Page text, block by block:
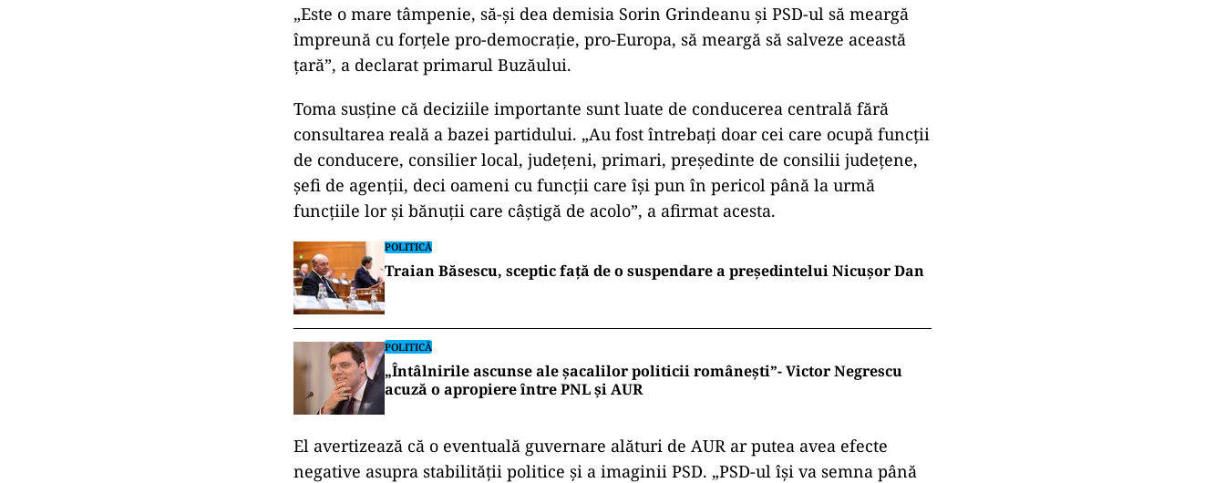
„Este o mare tâmpenie, să-și dea demisia Sorin Grindeanu și PSD-ul să meargă
împreună cu forțele pro-democrație, pro-Europa, să meargă să salveze această
țară”, a declarat primarul Buzăului.
Toma susține că deciziile importante sunt luate de conducerea centrală fără
consultarea reală a bazei partidului. „Au fost întrebați doar cei care ocupă funcții
de conducere, consilier local, județeni, primari, președinte de consilii județene,
șefi de agenții, deci oameni cu funcții care își pun în pericol până la urmă
funcțiile lor și bănuții care câștigă de acolo”, a afirmat acesta.
POLITICĂ
Traian Băsescu, sceptic față de o suspendare a președintelui Nicușor Dan
POLITICĂ
„Întâlnirile ascunse ale șacalilor politicii românești”- Victor Negrescu
acuză o apropiere între PNL și AUR
El avertizează că o eventuală guvernare alături de AUR ar putea avea efecte
negative asupra stabilității politice și a imaginii PSD. „PSD-ul își va semna până